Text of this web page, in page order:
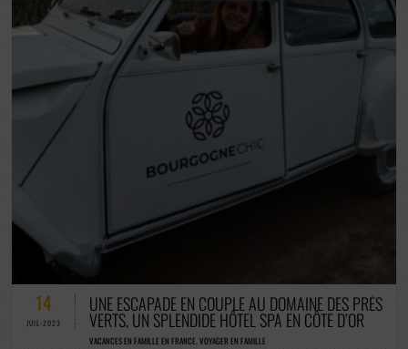
14
JUIL-2023
UNE ESCAPADE EN COUPLE AU DOMAINE DES PRÉS
VERTS, UN SPLENDIDE HÔTEL SPA EN CÔTE D’OR
VACANCES EN FAMILLE EN FRANCE,VOYAGER EN FAMILLE